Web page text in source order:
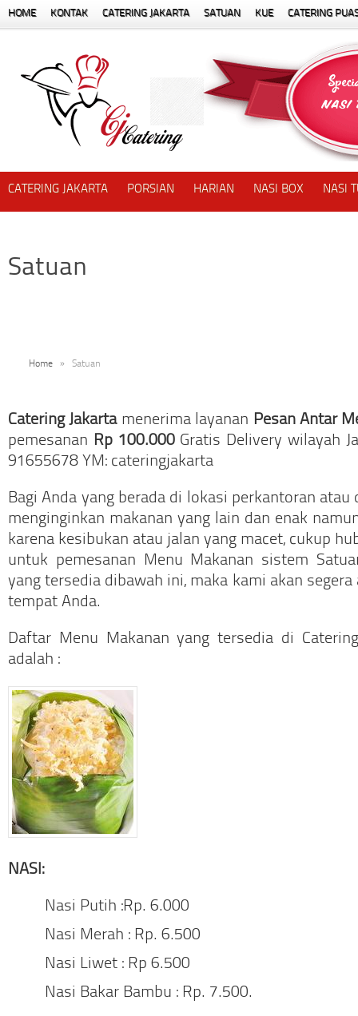
HOME KONTAK CATERING JAKARTA SATUAN KUE CATERING
CATERING JAKARTA PORSIAN HARIAN NASI BOX NASI
Satuan
Home » Satuan
Catering Jakarta menerima layanan Pesan Antar
pemesanan Rp 100.000Gratis Delivery wilayah
91655678 YM: cateringjakarta
Bagi Anda yang berada di lokasi perkantoran atau
menginginkan makanan yang lain dan enak
karena kesibukan atau jalan yang macet, cukup
untuk pemesanan Menu Makanan sistem
yang tersedia dibawah ini, maka kami akan
tempat Anda.
Daftar Menu Makanan yang tersedia di
adalah :
NASI:
Nasi Putih :Rp. 6.000
Nasi Merah : Rp. 6.500
Nasi Liwet : Rp 6.500
Nasi Bakar Bambu : Rp. 7.500.